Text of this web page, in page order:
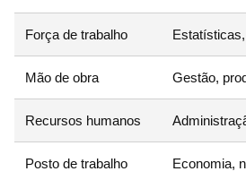
Força de trabalho
Mão de obra Gestão,
Recursos humanos
Posto de trabalho Economia,